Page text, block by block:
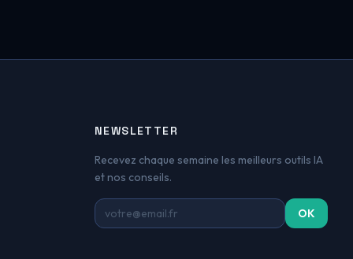
NEWSLETTER
Recevez chaque semaine les meilleurs outils IA
et nos conseils.
Adresse email OK